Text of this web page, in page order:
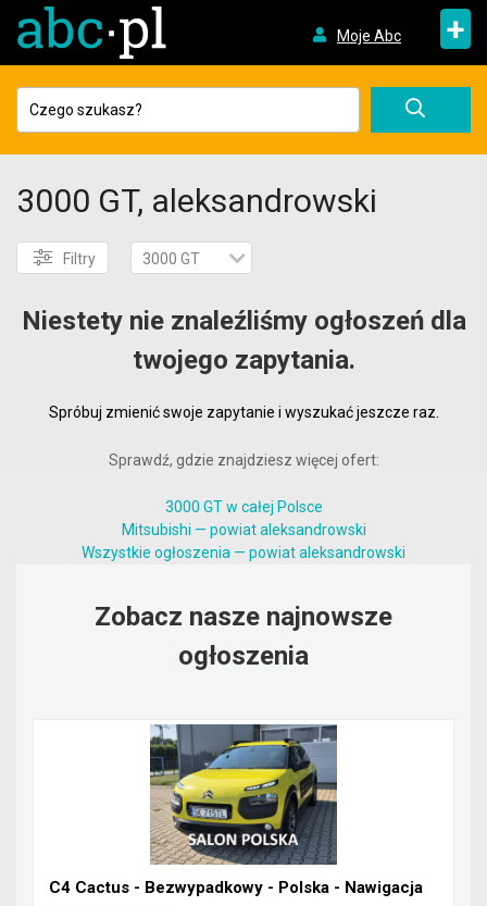
Moje Abc +
3000 GT, aleksandrowski
Filtry 3000 GT
Niestety nie znaleźliśmy ogłoszeń dla
twojego zapytania.
Spróbuj zmienić swoje zapytanie i wyszukać jeszcze raz.
Sprawdź, gdzie znajdziesz więcej ofert:
3000 GT w całej Polsce
Mitsubishi — powiat aleksandrowski
Wszystkie ogłoszenia — powiat aleksandrowski
Zobacz nasze najnowsze
ogłoszenia
C4 Cactus - Bezwypadkowy - Polska - Nawigacja